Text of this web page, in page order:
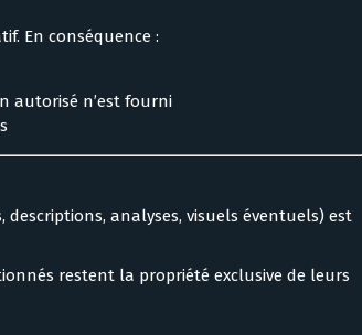
En conséquence :
autorisé n’est fourni
descriptions, analyses, visuels éventuels) est
restent la propriété exclusive de leurs